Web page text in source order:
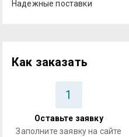
Надежные поставки
Как заказать
1
Оставьте заявку
Заполните заявку на сайте